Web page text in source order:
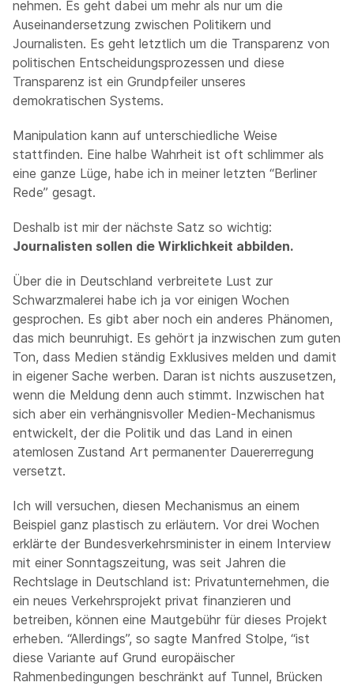
nehmen. Es geht dabei um mehr als nur um die
Auseinandersetzung zwischen Politikern und
Journalisten. Es geht letztlich um die Transparenz von
politischen Entscheidungsprozessen und diese
Transparenz ist ein Grundpfeiler unseres
demokratischen Systems.
Manipulation kann auf unterschiedliche Weise
stattfinden. Eine halbe Wahrheit ist oft schlimmer als
eine ganze Lüge, habe ich in meiner letzten “Berliner
Rede” gesagt.
Deshalb ist mir der nächste Satz so wichtig:
Journalisten sollen die Wirklichkeit abbilden.
Über die in Deutschland verbreitete Lust zur
Schwarzmalerei habe ich ja vor einigen Wochen
gesprochen. Es gibt aber noch ein anderes Phänomen,
das mich beunruhigt. Es gehört ja inzwischen zum guten
Ton, dass Medien ständig Exklusives melden und damit
in eigener Sache werben. Daran ist nichts auszusetzen,
wenn die Meldung denn auch stimmt. Inzwischen hat
sich aber ein verhängnisvoller Medien-Mechanismus
entwickelt, der die Politik und das Land in einen
atemlosen Zustand Art permanenter Dauererregung
versetzt.
Ich will versuchen, diesen Mechanismus an einem
Beispiel ganz plastisch zu erläutern. Vor drei Wochen
erklärte der Bundesverkehrsminister in einem Interview
mit einer Sonntagszeitung, was seit Jahren die
Rechtslage in Deutschland ist: Privatunternehmen, die
ein neues Verkehrsprojekt privat finanzieren und
betreiben, können eine Mautgebühr für dieses Projekt
erheben. “Allerdings”, so sagte Manfred Stolpe, “ist
diese Variante auf Grund europäischer
Rahmenbedingungen beschränkt auf Tunnel, Brücken